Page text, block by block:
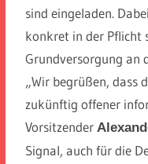
sind eingeladen.
konkret in der Pflicht
Grundversorgung an
„Wir begrüßen, dass
zukünftig offener
Vorsitzender
Signal, auch für die